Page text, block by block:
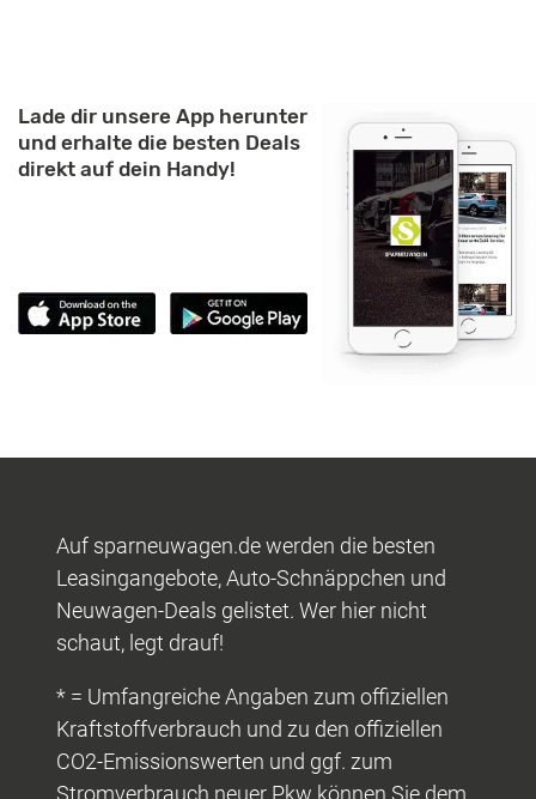
Lade dir unsere App herunter
und erhalte die besten Deals
direkt auf dein Handy!
Auf sparneuwagen.de werden die besten
Leasingangebote, Auto-Schnäppchen und
Neuwagen-Deals gelistet. Wer hier nicht
schaut, legt drauf!
* = Umfangreiche Angaben zum offiziellen
Kraftstoffverbrauch und zu den offiziellen
CO2-Emissionswerten und ggf. zum
Stromverbrauch neuer Pkw können Sie dem